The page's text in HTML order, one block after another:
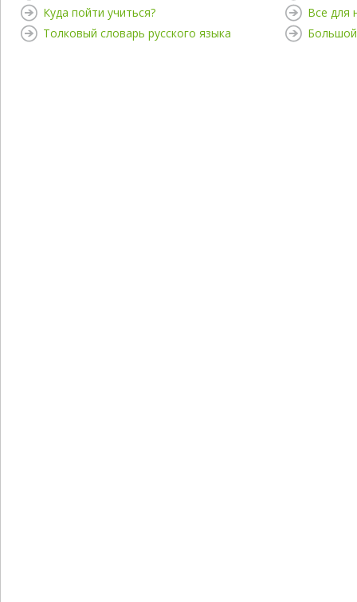
Куда пойти учиться?
Толковый словарь русского языка
Все для
Большой